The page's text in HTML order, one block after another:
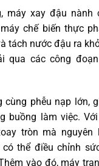
máy xay đậu nành
chế biến thực
tách nước đậu ra
qua các công
cùng phễu nạp lớn,
buồng làm việc.
tròn mà nguyên
có thể điều chỉnh
vào đó, máy